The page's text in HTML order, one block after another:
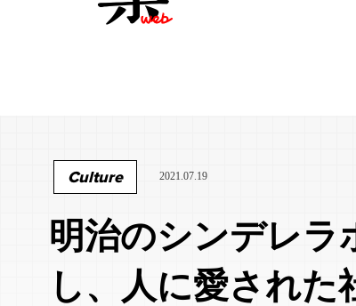
Culture 2021.07.19
明治のシンデレラ
し、人に愛された